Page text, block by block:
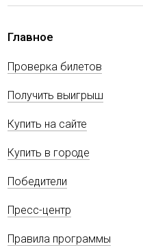
Главное
Проверка билетов
Получить выигрыш
Купить на сайте
Купить в городе
Победители
Пресс-центр
Правила программы